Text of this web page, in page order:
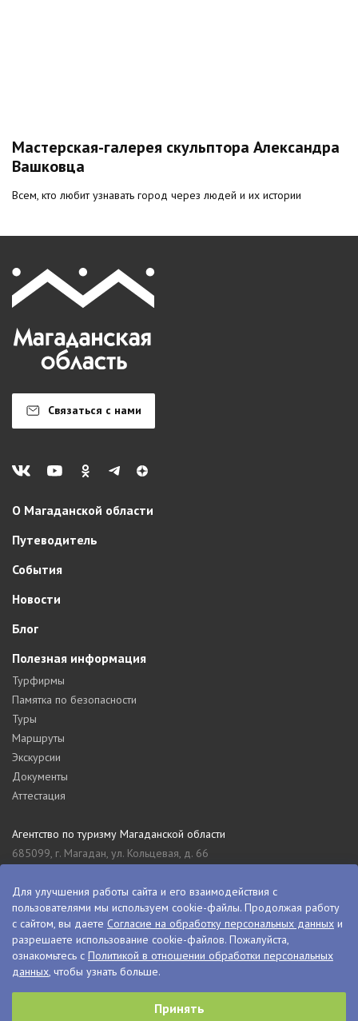
Мастерская-галерея скульптора Александра
Вашковца
Всем, кто любит узнавать город через людей и их истории
Связаться с нами
О Магаданской области
Путеводитель
События
Новости
Блог
Полезная информация
Турфирмы
Памятка по безопасности
Туры
Маршруты
Экскурсии
Документы
Аттестация
Агентство по туризму Магаданской области
685099, г. Магадан, ул. Кольцевая, д. 66
8 (4132) 61-76-67
Туристский информационный центр Магаданской области
685000, г. Магадан, ул. Пролетарская, д. 11
visitkolyma@mail.ru
+7 (4132) 60-70-11
+7 (4132) 61-73-15
Для улучшения работы сайта и его взаимодействия с
пользователями мы используем cookie-файлы. Продолжая работу
с сайтом, вы даете Согласие на обработку персональных данных и
разрешаете использование cookie-файлов. Пожалуйста,
ознакомьтесь с Политикой в отношении обработки персональных
данных, чтобы узнать больше.
Принять